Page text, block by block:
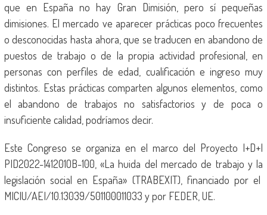
que en España no hay Gran Dimisión, pero sí pequeñas
dimisiones. El mercado ve aparecer prácticas poco frecuentes
o desconocidas hasta ahora, que se traducen en abandono de
puestos de trabajo o de la propia actividad profesional, en
personas con perfiles de edad, cualificación e ingreso muy
distintos. Estas prácticas comparten algunos elementos, como
el abandono de trabajos no satisfactorios y de poca o
insuficiente calidad, podríamos decir.
Este Congreso se organiza en el marco del Proyecto I+D+I
PID2022-141201OB-100, «La huida del mercado de trabajo y la
legislación social en España» (TRABEXIT), financiado por el
MICIU/AEI/10.13039/501100011033 y por FEDER, UE.